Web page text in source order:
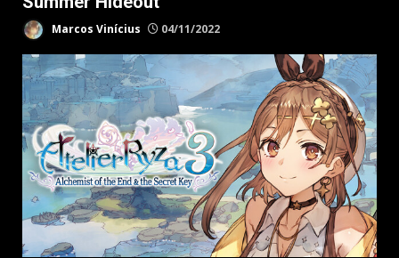
Marcos Vinícius 04/11/2022